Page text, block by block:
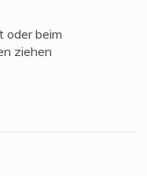
oder beim
ziehen